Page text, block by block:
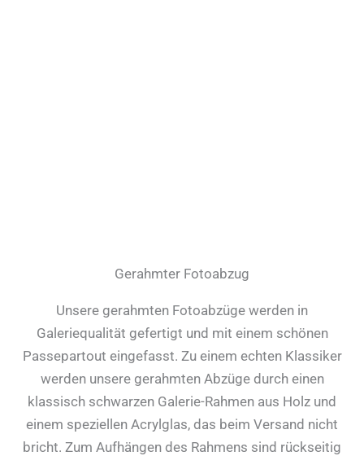
Gerahmter Fotoabzug
Unsere gerahmten Fotoabzüge werden in
Galeriequalität gefertigt und mit einem schönen
Passepartout eingefasst. Zu einem echten Klassiker
werden unsere gerahmten Abzüge durch einen
klassisch schwarzen Galerie-Rahmen aus Holz und
einem speziellen Acrylglas, das beim Versand nicht
bricht. Zum Aufhängen des Rahmens sind rückseitig